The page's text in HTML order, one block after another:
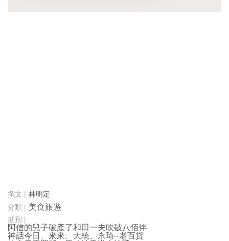
林明定
美食旅遊
阿信的兒子破產了和田一夫吹破八佰伴
神話今日、來來、大統、永琦--老百貨